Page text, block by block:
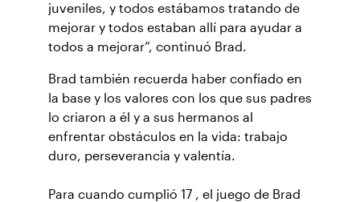
juveniles, y todos estábamos tratando de
mejorar y todos estaban allí para ayudar a
todos a mejorar”, continuó Brad.
Brad también recuerda haber confiado en
la base y los valores con los que sus padres
lo criaron a él y a sus hermanos al
enfrentar obstáculos en la vida: trabajo
duro, perseverancia y valentía.
Para cuando cumplió 17 , el juego de Brad